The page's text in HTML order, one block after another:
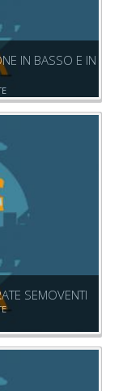
IN BASSO E IN
SEMOVENTI